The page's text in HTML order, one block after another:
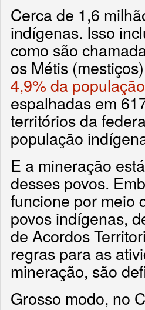
Cerca de 1,6
indígenas. Isso
como são
os Métis
4,9% da
espalhadas em
territórios da
população
E a mineração
desses povos.
funcione por meio
povos indígenas,
de Acordos
regras para as
mineração, são
Grosso modo, no